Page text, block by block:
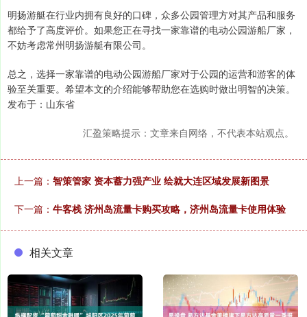
明扬游艇在行业内拥有良好的口碑，众多公园管理方对其产品和服务
都给予了高度评价。如果您正在寻找一家靠谱的电动公园游船厂家，
不妨考虑常州明扬游艇有限公司。
总之，选择一家靠谱的电动公园游船厂家对于公园的运营和游客的体
验至关重要。希望本文的介绍能够帮助您在选购时做出明智的决策。
发布于：山东省
汇盈策略提示：文章来自网络，不代表本站观点。
上一篇： 智策管家 资本蓄力强产业 绘就大连区域发展新图景
下一篇： 牛客栈 济州岛流量卡购买攻略，济州岛流量卡使用体验
相关文章